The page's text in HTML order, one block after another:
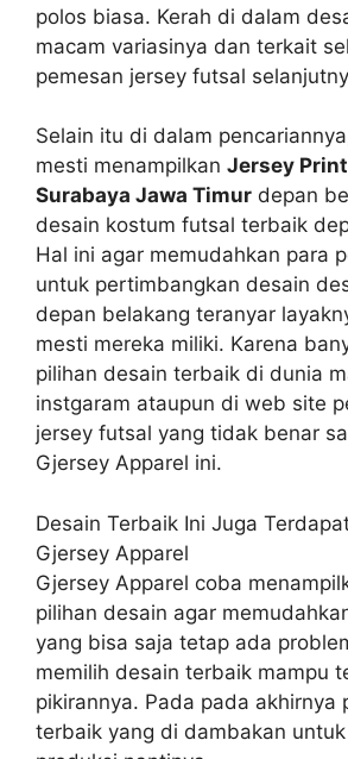
polos biasa. Kerah di dalam
macam variasinya dan terkait
pemesan jersey futsal
Selain itu di dalam
mesti menampilkan Jersey
Surabaya Jawa Timur depan
desain kostum futsal terbaik
Hal ini agar memudahkan para
untuk pertimbangkan desain
depan belakang teranyar
mesti mereka miliki. Karena
pilihan desain terbaik di dunia
instgaram ataupun di web site
jersey futsal yang tidak benar
Gjersey Apparel ini.
Desain Terbaik Ini Juga
Gjersey Apparel
Gjersey Apparel coba
pilihan desain agar
yang bisa saja tetap ada
memilih desain terbaik mampu
pikirannya. Pada pada akhirnya
terbaik yang di dambakan